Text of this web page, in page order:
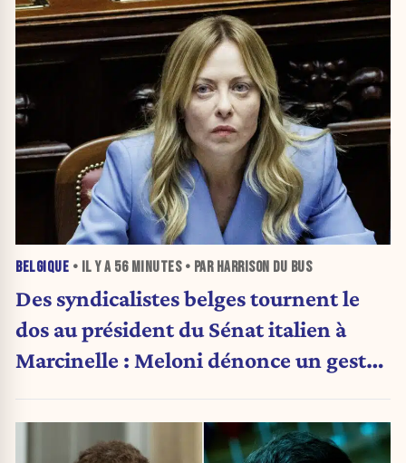
BELGIQUE • IL Y A 56 MINUTES• PAR HARRISON DU BUS
Des syndicalistes belges tournent le
dos au président du Sénat italien à
Marcinelle : Meloni dénonce un geste